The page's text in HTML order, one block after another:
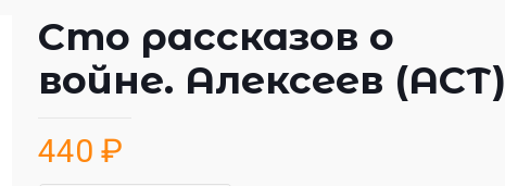
Сто рассказов о
войне. Алексеев (АСТ)
440 ₽